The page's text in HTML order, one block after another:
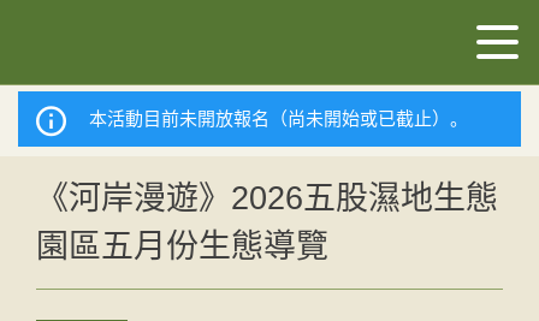
本活動目前未開放報名（尚未開始或已截止）。
《河岸漫遊》2026五股濕地生態
園區五月份生態導覽